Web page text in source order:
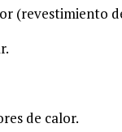
(revestimiento
de calor.